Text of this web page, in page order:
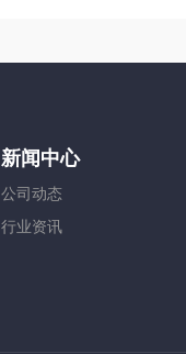
新闻中心
公司动态
行业资讯